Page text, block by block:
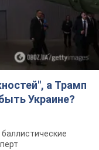
а Трамп
Украине?